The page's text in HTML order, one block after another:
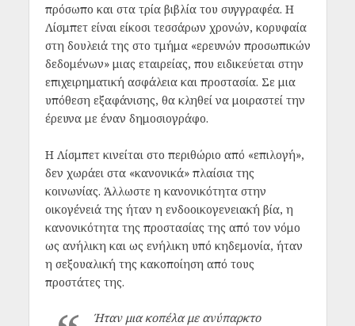
πρόσωπο και στα τρία βιβλία του συγγραφέα. Η
Λίσμπετ είναι είκοσι τεσσάρων χρονών, κορυφαία
στη δουλειά της στο τμήμα «ερευνών προσωπικών
δεδομένων» μιας εταιρείας, που ειδικεύεται στην
επιχειρηματική ασφάλεια και προστασία. Σε μια
υπόθεση εξαφάνισης, θα κληθεί να μοιραστεί την
έρευνα με έναν δημοσιογράφο.
Η Λίσμπετ κινείται στο περιθώριο από «επιλογή»,
δεν χωράει στα «κανονικά» πλαίσια της
κοινωνίας. Άλλωστε η κανονικότητα στην
οικογένειά της ήταν η ενδοοικογενειακή βία, η
κανονικότητα της προστασίας της από τον νόμο
ως ανήλικη και ως ενήλικη υπό κηδεμονία, ήταν
η σεξουαλική της κακοποίηση από τους
προστάτες της.
Ήταν μια κοπέλα με ανύπαρκτο